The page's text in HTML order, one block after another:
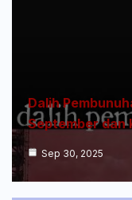
Dalih
September dan
Sep 30, 2025